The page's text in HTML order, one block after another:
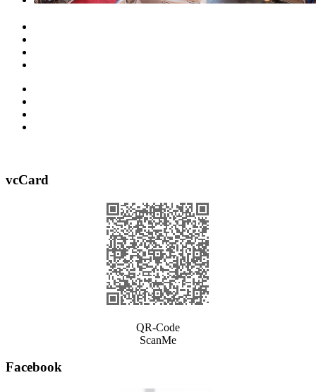
vcCard
QR-Code
ScanMe
Facebook